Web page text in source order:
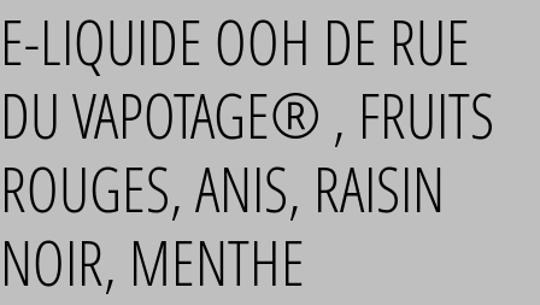
E-LIQUIDE OOH DE RUE
DU VAPOTAGE® , FRUITS
ROUGES, ANIS, RAISIN
NOIR, MENTHE